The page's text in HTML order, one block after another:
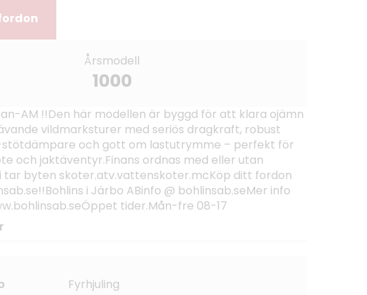
Årsmodell
1000
AM !!Den här modellen är byggd för att klara ojämn
vildmarksturer med seriös dragkraft, robust
stötdämpare och gott om lastutrymme – perfekt för
och jaktäventyr.Finans ordnas med eller utan
tar byten skoter.atv.vattenskoter.mcKöp ditt fordon
i Järbo ABinfo @ bohlinsab.seMer info
tider.Mån-fre 08-17
Fyrhjuling